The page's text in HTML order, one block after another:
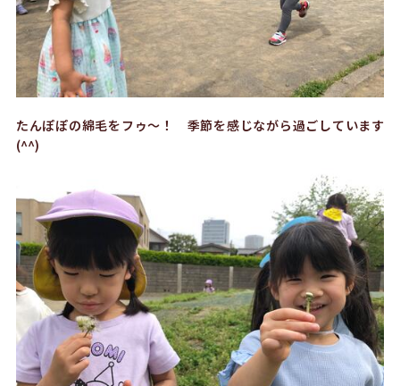
たんぽぽの綿毛をフゥ〜！ 季節を感じながら過ごしています
(^^)